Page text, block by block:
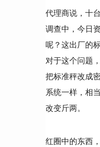
代理商说，十
调查中，今日
呢？这出厂的
对于这个问题
把标准秤改成
系统一样，相
改变斤两。
红圈中的东西